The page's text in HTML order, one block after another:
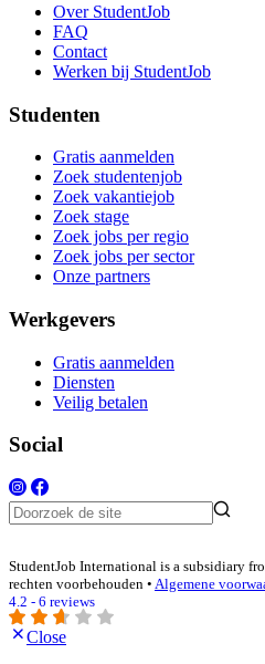
Over StudentJob
FAQ
Contact
Werken bij StudentJob
Studenten
Gratis aanmelden
Zoek studentenjob
Zoek vakantiejob
Zoek stage
Zoek jobs per regio
Zoek jobs per sector
Onze partners
Werkgevers
Gratis aanmelden
Diensten
Veilig betalen
Social
StudentJob International is a subsidiary
rechten voorbehouden • Algemene
4.2 - 6 reviews
Close